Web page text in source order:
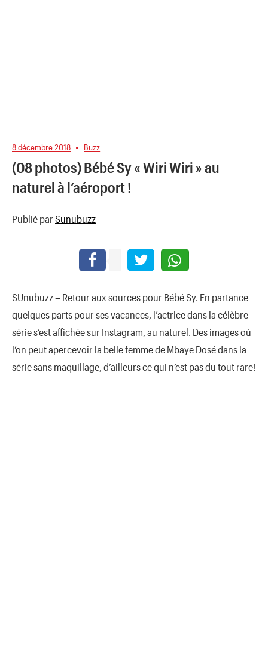
8 décembre 2018 Buzz
(08 photos) Bébé Sy « Wiri Wiri » au
naturel à l’aéroport !
Publié par Sunubuzz
SUnubuzz – Retour aux sources pour Bébé Sy. En partance
quelques parts pour ses vacances, l’actrice dans la célèbre
série s’est affichée sur Instagram, au naturel. Des images où
l’on peut apercevoir la belle femme de Mbaye Dosé dans la
série sans maquillage, d’ailleurs ce qui n’est pas du tout rare!